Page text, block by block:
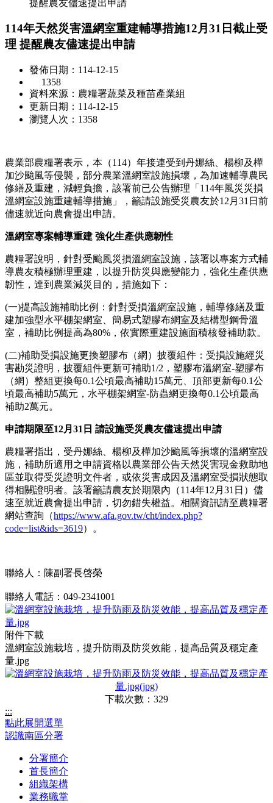
提醒農友儘速提出申請
114年天然災害溫網室重建輔導措施12月31日截止受
理 提醒農友儘速提出申請
發佈日期：114-12-15
1358
資料來源：農糧署蔬菜及種苗產業組
更新日期：114-12-15
瀏覽人次：1358
農業部農糧署表示，本（114）年接連受到丹娜絲、楊柳及樺
加沙颱風等侵襲，部分農業溫網室設施損壞，為加速輔導農民
修繕及重建，減輕負擔，該署前已公告辦理「114年風災災損
溫網室設施重建輔導措施」，籲請設施受災農友於12月31日前
儘速就近向農會提出申請。
溫網室專案輔導重建 強化生產供應韌性
農糧署說明，針對受颱風災損溫網室設施，該署以專案方式輔
導農友積極辦理重建，以提升防災與應變能力，強化生產供應
韌性，達到農業減災目的，措施如下：
(一)提高設施補助比例：針對受損溫網室設施，輔導修繕及重
建加強型水平棚架網室、簡易式塑膠布網室及結構型鋼骨溫
室，補助比例提高為80%，依實際重建設施面積核發補助款。
(二)補助受損設施更換塑膠布（網）披覆組件：受損設施經災
害勘災證明，披覆組件更新可補助1/2，塑膠布溫網室-塑膠布
（網）整組更換每0.1公頃最高補助15萬元、頂部更新每0.1公
頃最高補助5萬元，水平棚架網室-防蟲網更換每0.1公頃最高
補助2萬元。
申請期限至12月31日 請設施受災農友儘速提出申請
農糧署指出，受丹娜絲、楊柳及樺加沙颱風等損壞的溫網室設
施，補助所適用之申請資格以農業部公告天然災害現金救助地
區並取得受災證明文件者，或依災害成因及溫網室受損狀態取
得相關證明者。該署籲請農友於期限內（114年12月31日）儘
速至就近農會提出申請，切勿錯失權益。相關資訊請至農糧署
網站查詢（https://www.afa.gov.tw/cht/index.php?
code=list&ids=3619）。
聯絡人：陳副署長啓榮
聯絡人電話：049-2341001
附件下載
溫網室設施栽培，提升防雨及防災效能，提高品質及穩定產
量.jpg
下載次數：329
:::
點此展開選單
認識南區分署
分署簡介
首長簡介
組織架構
業務職掌